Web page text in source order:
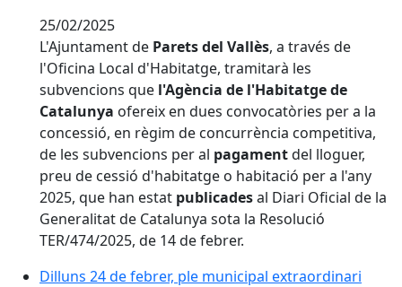
25/02/2025
L'Ajuntament de Parets del Vallès, a través de
l'Oficina Local d'Habitatge, tramitarà les
subvencions que l'Agència de l'Habitatge de
Catalunya ofereix en dues convocatòries per a la
concessió, en règim de concurrència competitiva,
de les subvencions per al pagamentdel lloguer,
preu de cessió d'habitatge o habitació per a l'any
2025, que han estat publicadesal Diari Oficial de la
Generalitat de Catalunya sota la Resolució
TER/474/2025, de 14 de febrer.
Dilluns 24 de febrer, ple municipal extraordinari
Dilluns 24 de febrer, ple municipal extraordinari